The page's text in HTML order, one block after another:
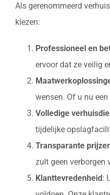
Als gerenommeerd
kiezen:
Professioneel en
ervoor dat ze veilig
wensen. Of u nu
Volledige
tijdelijke
Transparante
zult geen verborgen
Klanttevredenheid: